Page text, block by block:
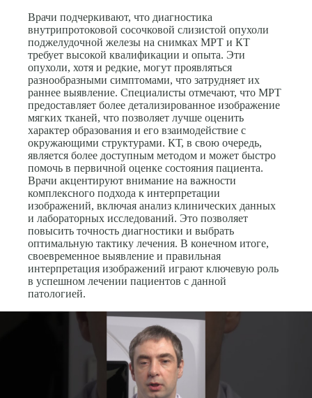
Врачи подчеркивают, что диагностика
внутрипротоковой сосочковой слизистой опухоли
поджелудочной железы на снимках МРТ и КТ
требует высокой квалификации и опыта. Эти
опухоли, хотя и редкие, могут проявляться
разнообразными симптомами, что затрудняет их
раннее выявление. Специалисты отмечают, что МРТ
предоставляет более детализированное изображение
мягких тканей, что позволяет лучше оценить
характер образования и его взаимодействие с
окружающими структурами. КТ, в свою очередь,
является более доступным методом и может быстро
помочь в первичной оценке состояния пациента.
Врачи акцентируют внимание на важности
комплексного подхода к интерпретации
изображений, включая анализ клинических данных
и лабораторных исследований. Это позволяет
повысить точность диагностики и выбрать
оптимальную тактику лечения. В конечном итоге,
своевременное выявление и правильная
интерпретация изображений играют ключевую роль
в успешном лечении пациентов с данной
патологией.